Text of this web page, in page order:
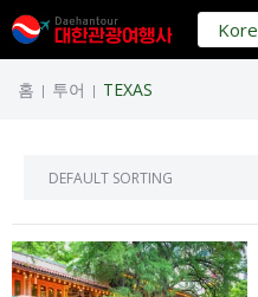
홈 | 투어 | TEXAS